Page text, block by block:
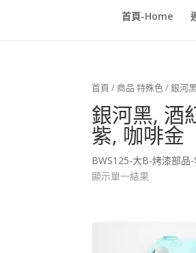
首頁-Home
首頁 / 商品 特殊色 / 銀河
銀河黑, 酒
紫, 咖啡金
BWS125-大B-烤漆部品-
顯示單一結果